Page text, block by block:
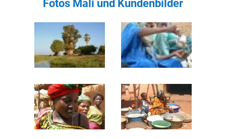
Fotos Mali und Kundenbilder